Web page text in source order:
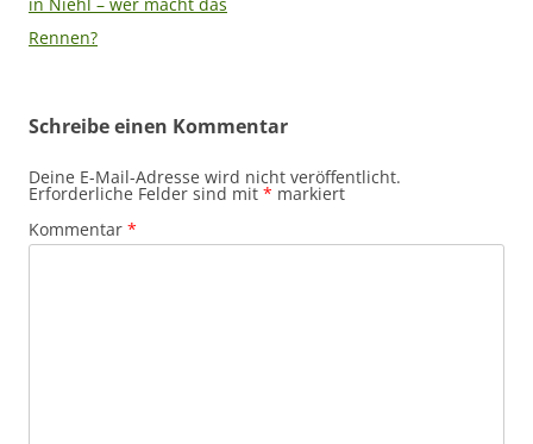
in Niehl – wer macht das
Rennen?
Schreibe einen Kommentar
Deine E-Mail-Adresse wird nicht veröffentlicht.
Erforderliche Felder sind mit * markiert
Kommentar *